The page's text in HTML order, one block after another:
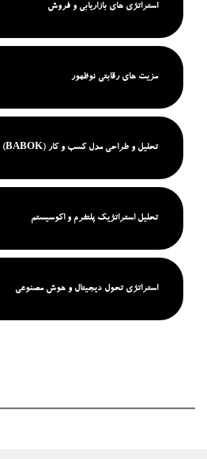
استراتژی های بازاریابی و فروش
مزیت های رقابتی نوظهور
تحلیل و طراحی مدل کسب و کار (BABOK)
تحلیل استراتژیک پلتفرم و اکوسیستم
استراتژی تحول دیجیتال و هوش مصنوعی